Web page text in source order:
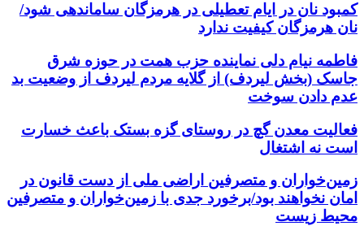
کمبود نان در ایام تعطیلی در هرمزگان ساماندهی شود/
نان هرمزگان کیفیت ندارد
فاطمه نیام دلی نماینده حزب همت در حوزه شرق
جاسک (بخش لیردف) از گلایه مردم لیردف از وضعیت بد
عدم دادن سوخت
فعالیت معدن گچ در روستای گزه بستک باعث خسارت
است نه اشتغال
زمین‌خواران و متصرفین اراضی ملی از دست قانون در
امان نخواهند بود/برخورد جدی با زمین‌خواران و متصرفین
محیط زیست